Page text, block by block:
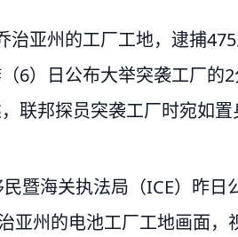
亚州的工厂工地，逮捕
6）日公布大举突袭工厂的
联邦探员突袭工厂时宛如置
暨海关执法局（ICE）昨日
亚州的电池工厂工地画面，